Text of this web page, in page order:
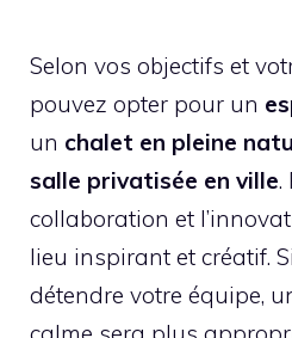
Selon vos objectifs et
pouvez opter pour un
un chalet en pleine
salle privatisée en ville.
collaboration et
lieu inspirant et créatif.
détendre votre équipe,